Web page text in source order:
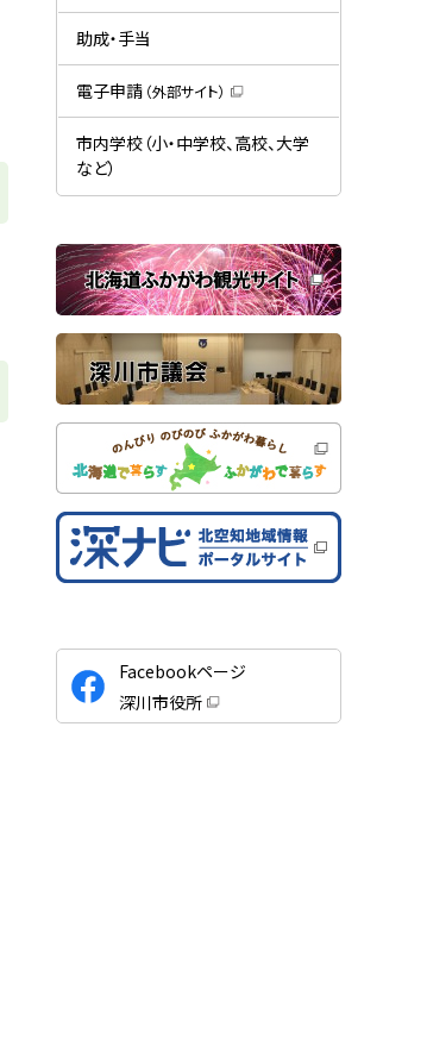
ウ
き
）
ィ
ウ
き
ま
す
助成・手当
電子申請 （外部サイト）
新
規
ウ
ン
で
開
き
ま
す
市内学校（小・中学校、高校、大学
など）
関
連
サ
イ
ト
公
式
S
Facebookページ
深川市役所
（